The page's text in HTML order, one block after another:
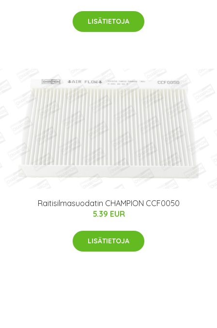
LISÄTIETOJA
Raitisilmasuodatin CHAMPION CCF0050
5.39 EUR
LISÄTIETOJA